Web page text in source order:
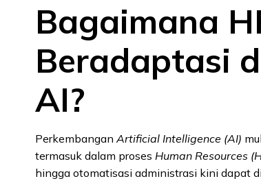
Bagaimana
Beradaptasi
AI?
PerkembanganArtificial Intelligence (AI)
termasuk dalam proses Human Resources
hingga otomatisasi administrasi kini dapat